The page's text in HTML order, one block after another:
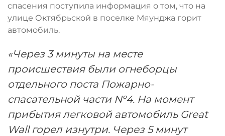
спасения поступила информация о том, что на
улице Октябрьской в поселке Мяунджа горит
автомобиль.
«Через 3 минуты на месте
происшествия были огнеборцы
отдельного поста Пожарно-
спасательной части №4. На момент
прибытия легковой автомобиль Great
Wall горел изнутри. Через 5 минут